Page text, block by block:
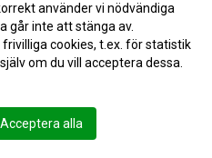
2018-08-13 09:19
använder vi nödvändiga
går inte att stänga av.
cookies, t.ex. för statistik
om du vill acceptera dessa.
Acceptera alla